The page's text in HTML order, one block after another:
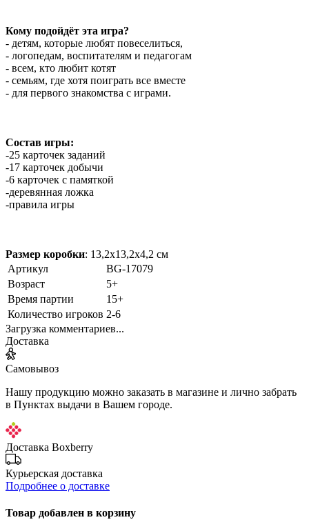
Кому подойдёт эта игра?
- детям, которые любят повеселиться,
- логопедам, воспитателям и педагогам
- всем, кто любит котят
- семьям, где хотя поиграть все вместе
- для первого знакомства с играми.
Состав игры:
-25 карточек заданий
-17 карточек добычи
-6 карточек с памяткой
-деревянная ложка
-правила игры
Размер коробки: 13,2х13,2х4,2 cм
Артикул
BG-17079
Возраст
5+
Время партии
15+
Количество игроков 2-6
Загрузка комментариев...
Доставка
Самовывоз
Нашу продукцию можно заказать в магазине и лично забрать
в Пунктах выдачи в Вашем городе.
Доставка Boxberry
Курьерская доставка
Подробнее о доставке
Товар добавлен в корзину